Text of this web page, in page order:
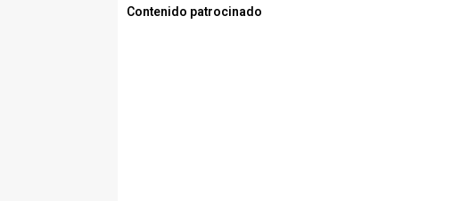
Contenido patrocinado